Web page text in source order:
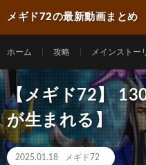
メギド72の最新動画まとめ
ホーム 攻略 メインストー
【メギド72】
が生まれる】
2025.01.18 メギド72